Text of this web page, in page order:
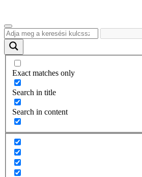
Exact matches only
Search in title
Search in content